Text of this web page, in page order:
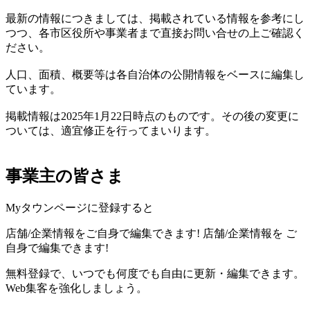
最新の情報につきましては、掲載されている情報を参考にし
つつ、各市区役所や事業者まで直接お問い合せの上ご確認く
ださい。
人口、面積、概要等は各自治体の公開情報をベースに編集し
ています。
掲載情報は2025年1月22日時点のものです。その後の変更に
ついては、適宜修正を行ってまいります。
事業主の皆さま
Myタウンページに登録すると
店舗/企業情報をご自身で編集できます! 店舗/企業情報を ご
自身で編集できます!
無料登録で、いつでも何度でも自由に更新・編集できます。
Web集客を強化しましょう。